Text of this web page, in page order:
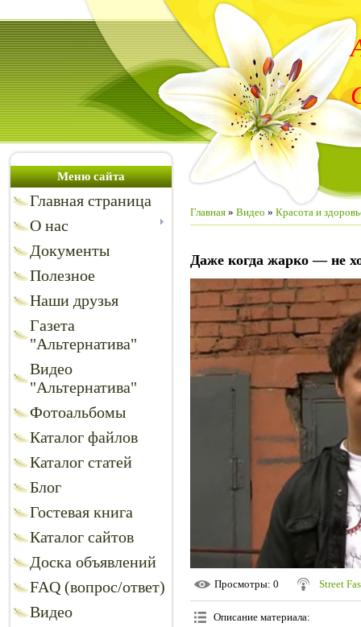
Меню сайта
Главная страница
О нас
Документы
Полезное
Наши друзья
Газета
"Альтернатива"
Видео
"Альтернатива"
Фотоальбомы
Каталог файлов
Каталог статей
Блог
Гостевая книга
Каталог сайтов
Доска объявлений
FAQ (вопрос/ответ)
Видео
Главная » Видео » Красота и
Даже когда жарко — не
Просмотры: 0 Street
Описание материала: